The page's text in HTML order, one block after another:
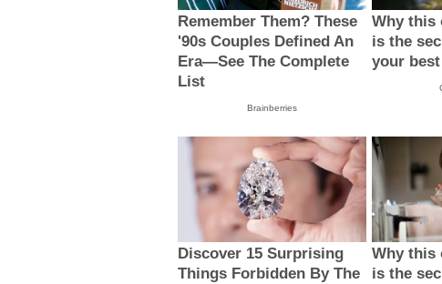
Remember Them? These
'90s Couples Defined An
Era—See The Complete
List
Brainberries
Why this
is the
your
Discover 15 Surprising
Things Forbidden By The
Why this
is the